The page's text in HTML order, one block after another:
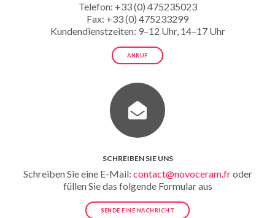
Telefon: +33 (0) 475235023
Fax: +33 (0) 475233299
Kundendienstzeiten: 9–12 Uhr, 14–17 Uhr
ANRUF
SCHREIBEN SIE UNS
Schreiben Sie eine E-Mail: contact@novoceram.froder
füllen Sie das folgende Formular aus
SENDE EINE NACHRICHT